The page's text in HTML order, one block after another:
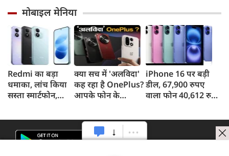
का बड़ा वार, सीनेट में
बिल पास
भारत पर 100%
टैरिफ का खतरा;
Gen Z पर कंगना का
यू-टर्न
लोगों
रहीं
मोबाइल मेनिया
Redmi का बड़ा
धमाका, लांच किया
सस्ता स्मार्टफोन,
क्या सच में 'अलविदा'
कह रहा है OnePlus?
आपके फोन के
iPhone 16 पर बड़ी
डील, 67,900 रुपए
वाला फोन 40,612 रुपए